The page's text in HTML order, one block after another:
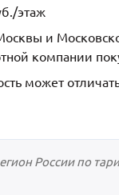
этаж
и
компании
может
России по